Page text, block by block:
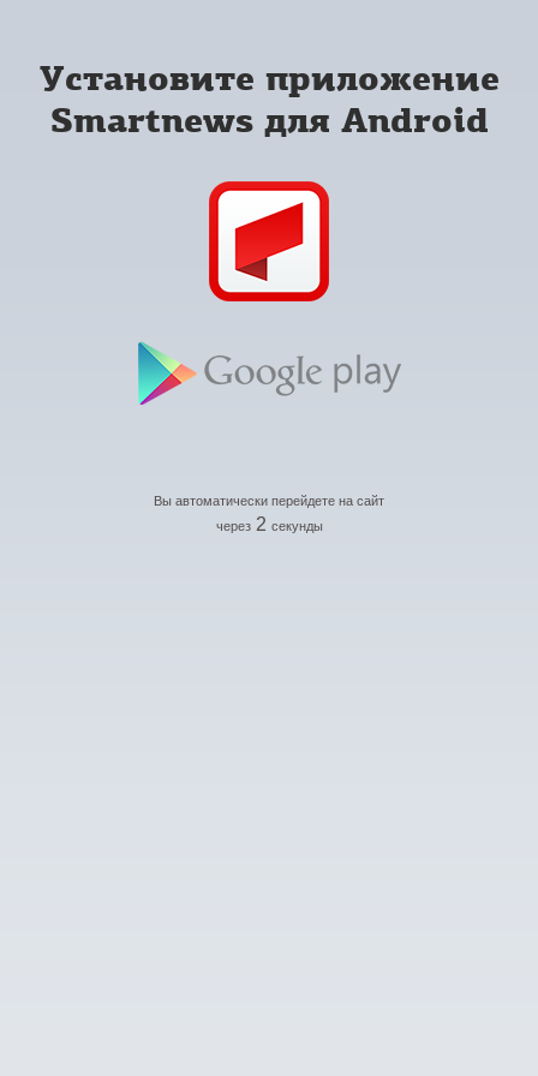
Установите приложение
Smartnews для Android
Вы автоматически перейдете на сайт
через 2 секунды